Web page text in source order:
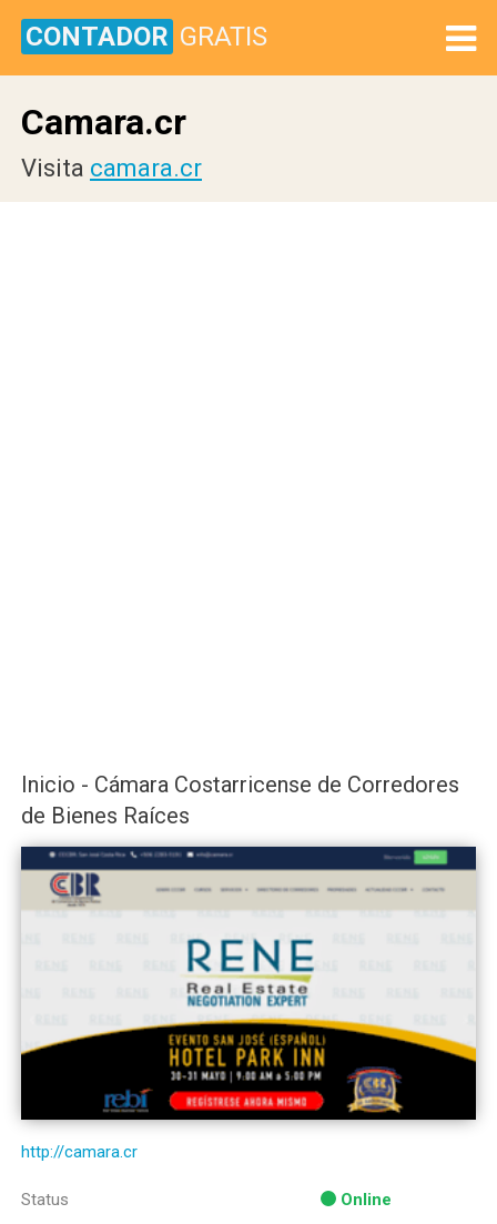
CONTADOR GRATIS
Camara.cr
Visita camara.cr
Inicio - Cámara Costarricense de Corredores
de Bienes Raíces
http://camara.cr
Status Online